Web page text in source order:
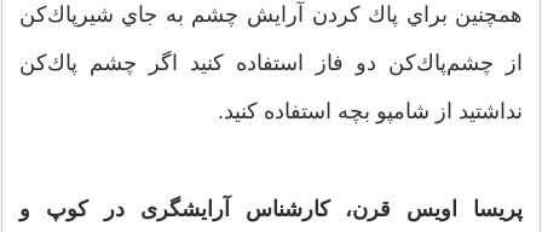
همچنین براي پاك كردن آرايش چشم به جاي شيرپاك‌كن
از چشم‌پاك‌كن دو فاز استفاده كنيد اگر چشم پا‌ك‌كن
نداشتيد از شامپو بچه استفاده كنيد.
پریسا اویس قرن، کارشناس آرایشگری در کوپ و